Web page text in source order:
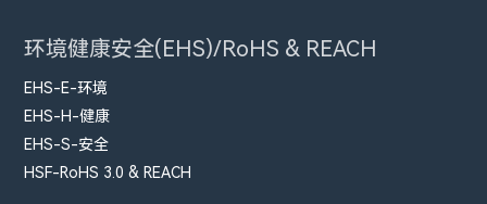
环境健康安全(EHS)/RoHS & REACH
EHS-E-环境
EHS-H-健康
EHS-S-安全
HSF-RoHS 3.0 & REACH